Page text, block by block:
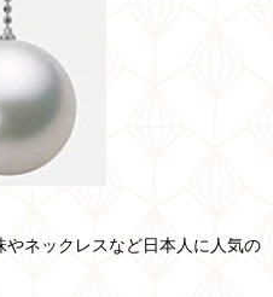
ネックレスなど日本人に人気の